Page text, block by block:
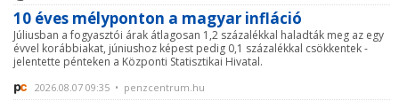
10 éves mélyponton a magyar infláció
Júliusban a fogyasztói árak átlagosan 1,2 százalékkal haladták meg az egy
évvel korábbiakat, júniushoz képest pedig 0,1 százalékkal csökkentek -
jelentette pénteken a Központi Statisztikai Hivatal.
2026.08.07 09:35 • penzcentrum.hu